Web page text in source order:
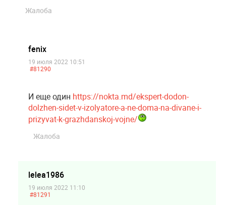
Жалоба
fenix
19 июля 2022 10:51
#81290
И еще один https://nokta.md/ekspert-dodon-
dolzhen-sidet-v-izolyatore-a-ne-doma-na-divane-i-
prizyvat-k-grazhdanskoj-vojne/
Жалоба
lelea1986
19 июля 2022 11:10
#81291